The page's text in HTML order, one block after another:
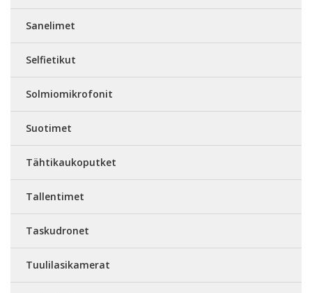
Sanelimet
Selfietikut
Solmiomikrofonit
Suotimet
Tähtikaukoputket
Tallentimet
Taskudronet
Tuulilasikamerat